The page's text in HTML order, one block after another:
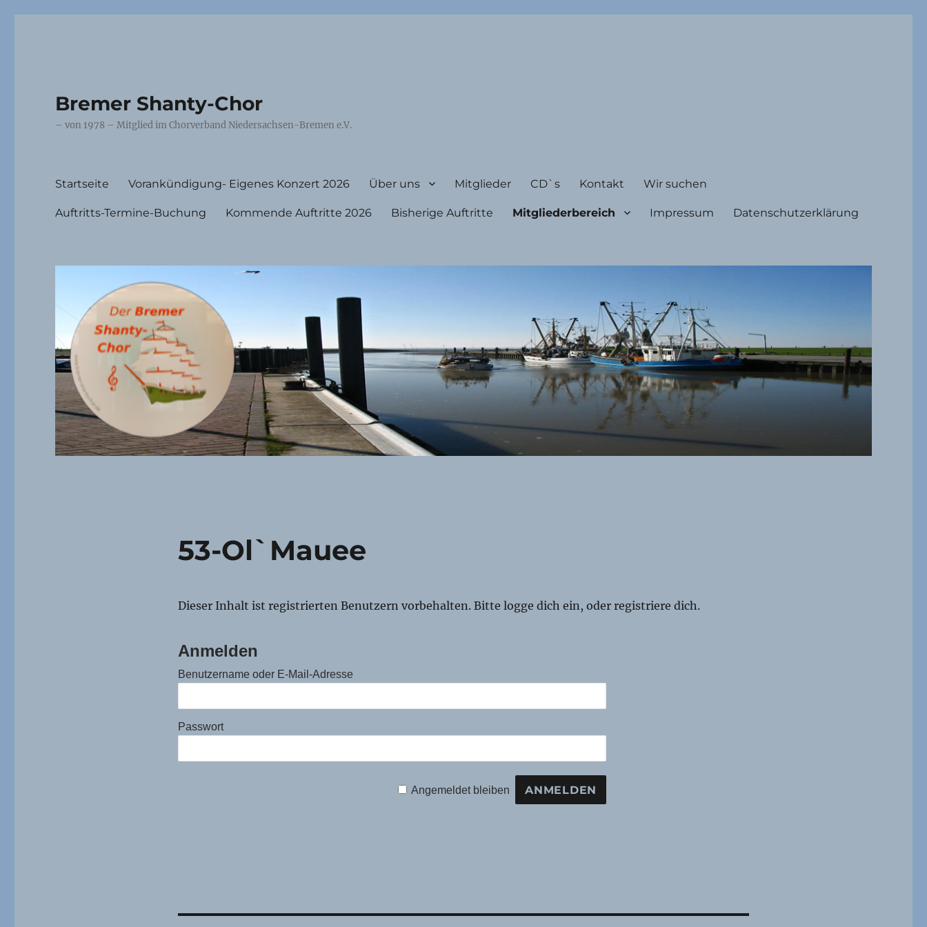
Bremer Shanty-Chor
– von 1978 – Mitglied im Chorverband Niedersachsen-Bremen e.V.
Startseite Vorankündigung- Eigenes Konzert 2026 Über uns Mitglieder CD`s Kontakt Wir suchen
Auftritts-Termine-Buchung Kommende Auftritte 2026 Bisherige Auftritte Mitgliederbereich Impressum Datenschutzerklärung
53-Ol`Mauee
Dieser Inhalt ist registrierten Benutzern vorbehalten. Bitte logge dich ein, oder registriere dich.
Anmelden
Benutzername oder E-Mail-Adresse
Passwort
Angemeldet bleiben